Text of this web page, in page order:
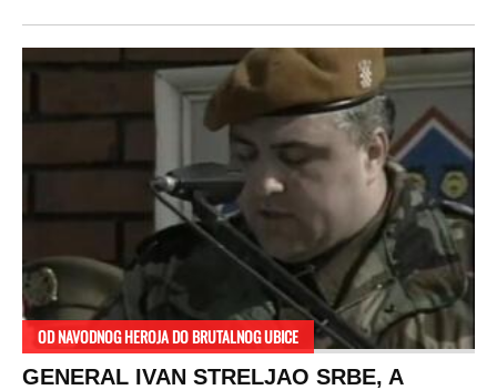
OD NAVODNOG HEROJA DO BRUTALNOG UBICE
GENERAL IVAN STRELJAO SRBE, A